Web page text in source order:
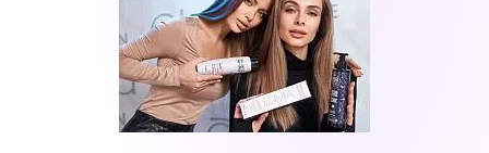
Косметология
Парикмахерские
услуги